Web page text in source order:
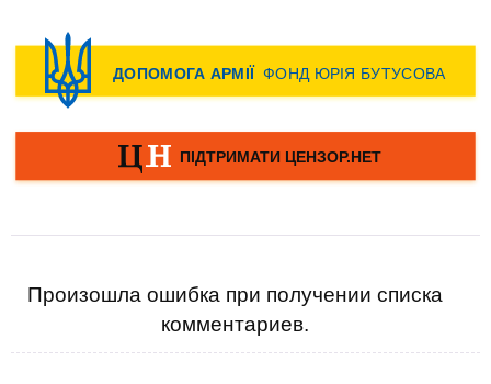
Произошла ошибка при получении списка
комментариев.